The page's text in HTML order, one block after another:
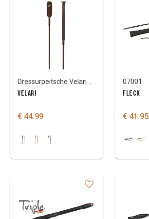
VELARI
€ 44.99
07001
FLECK
€ 41.95